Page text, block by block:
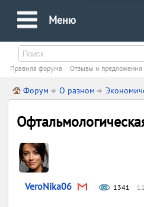
Меню
Правила форума Oтзывы и предложения
Форум О разном
VeroNika06 1341